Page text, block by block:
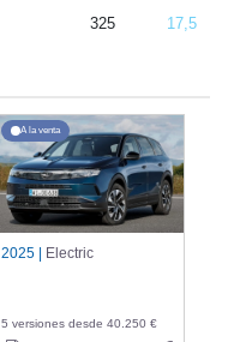
325
17,5
A la venta
2025 | Electric
5 versiones desde 40.250 €